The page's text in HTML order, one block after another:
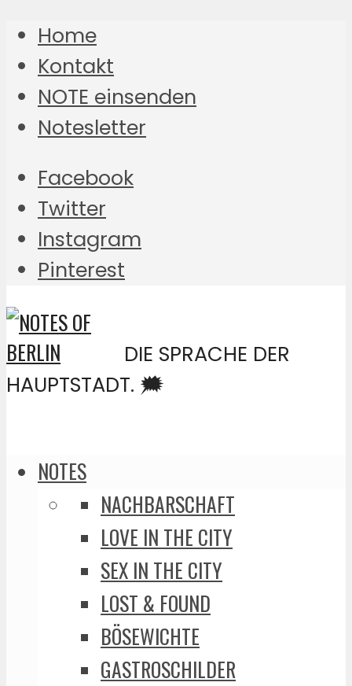
Home
Kontakt
NOTE einsenden
Notesletter
Facebook
Twitter
Instagram
Pinterest
DIE SPRACHE DER
HAUPTSTADT. 🗯️
NOTES
NACHBARSCHAFT
LOVE IN THE CITY
SEX IN THE CITY
LOST & FOUND
BÖSEWICHTE
GASTROSCHILDER